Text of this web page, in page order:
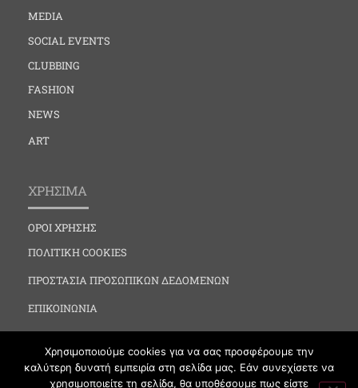
MEDIA
SOCIAL EVENTS
CLUBBING
FASHION
NEWS
ART
ΧΡΗΣΙΜΑ
ΟΡΟΙ ΧΡΗΣΗΣ
ΠΟΛΙΤΙΚΗ COOKIES
ΠΡΟΣΤΑΣΙΑ ΠΡΟΣΩΠΙΚΩΝ ΔΕΔΟΜΕΝΩΝ
ΕΠΙΚΟΙΝΩΝΙΑ
Χρησιμοποιούμε cookies για να σας προσφέρουμε την
καλύτερη δυνατή εμπειρία στη σελίδα μας. Εάν συνεχίσετε να
χρησιμοποιείτε τη σελίδα, θα υποθέσουμε πως είστε